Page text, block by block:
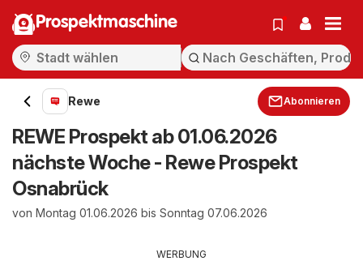
Prospektmaschine
Rewe Abonnieren
REWE Prospekt ab 01.06.2026
nächste Woche - Rewe Prospekt
Osnabrück
von Montag 01.06.2026 bis Sonntag 07.06.2026
WERBUNG